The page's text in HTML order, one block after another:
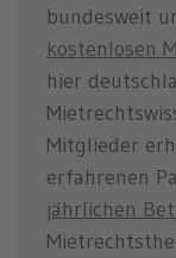
bundesweit
kostenlosen
hier
Mitglieder
erfahrenen
jährlichen